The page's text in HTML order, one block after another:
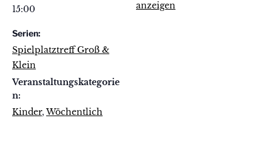
15:00
Serien:
Spielplatztreff Groß &
Klein
Veranstaltungskategorie
n:
Kinder,Wöchentlich
anzeigen